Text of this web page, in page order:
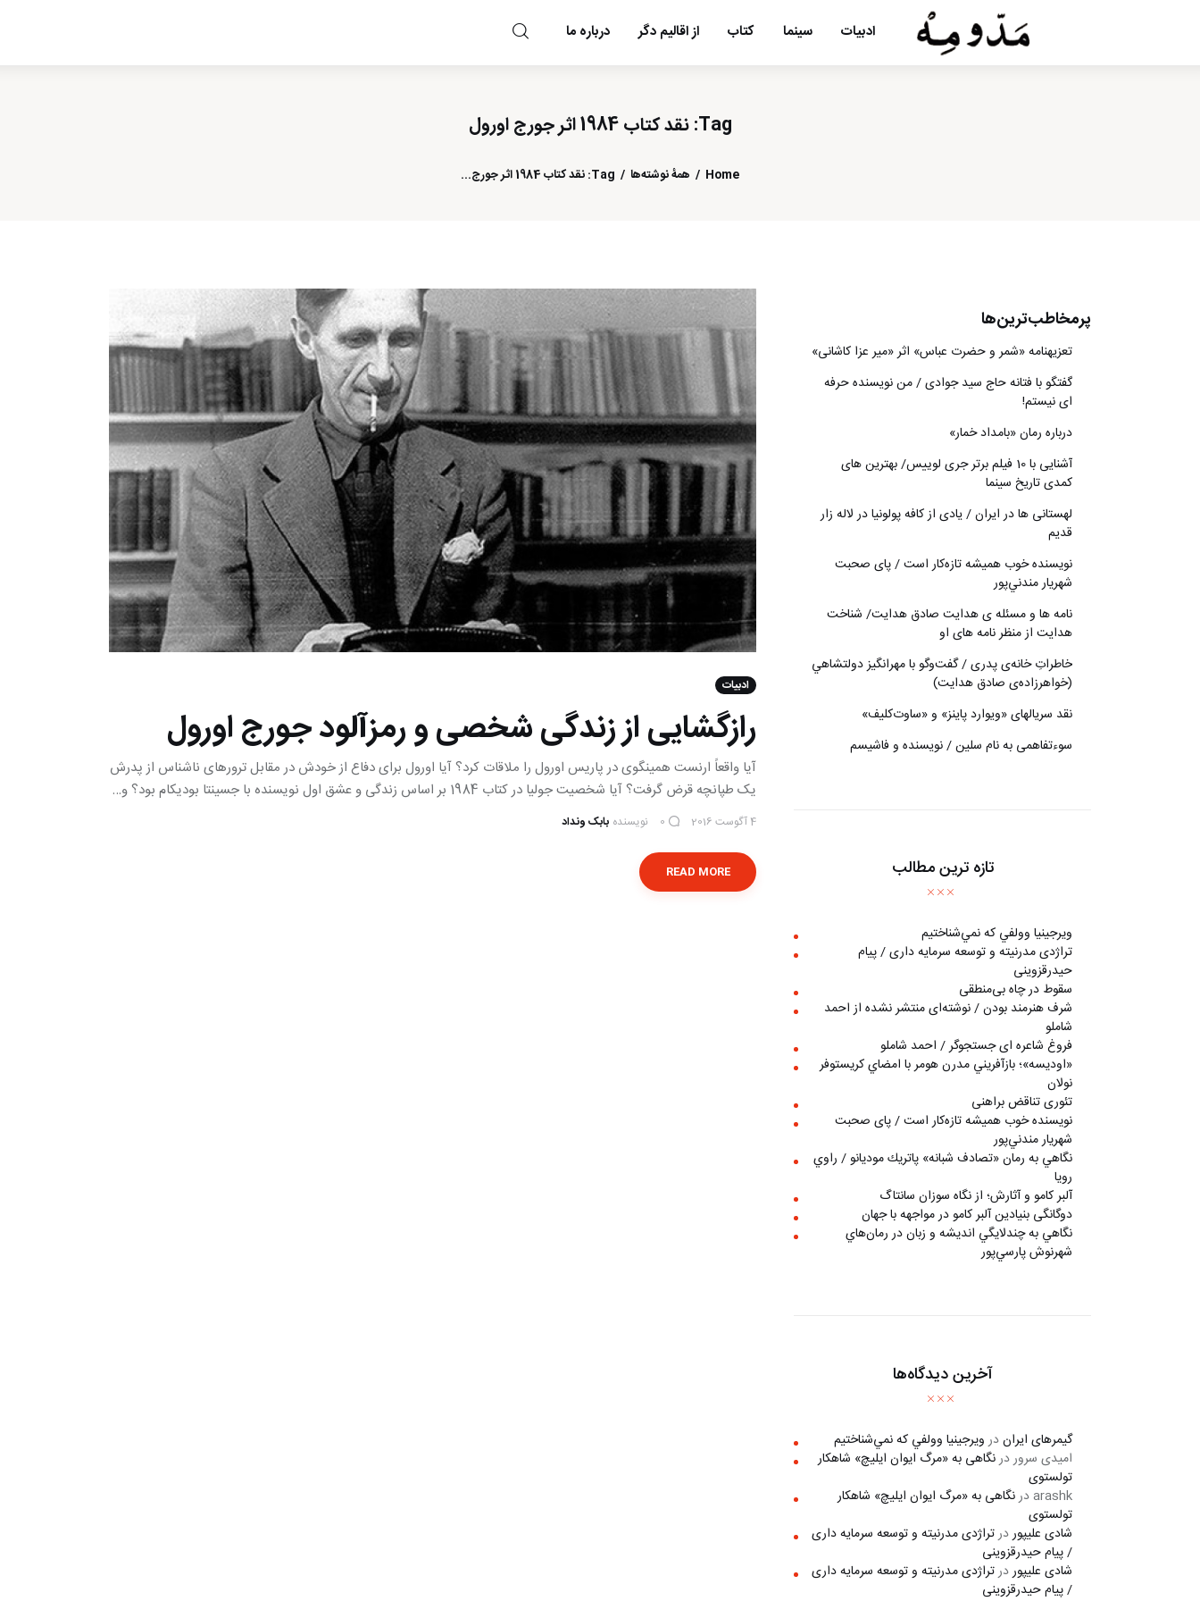
ادبیات سینما کتاب از اقالیم دگر درباره ما
Tag: نقد کتاب 1984 اثر جورج اورول
Home همهٔ نوشته‌ها Tag: نقد کتاب 1984 اثر جورج...
ادبیات
رازگشایی از زندگی شخصی و رمزآلود جورج اورول
آیا واقعاً ارنست همینگوی در پاریس اورول را ملاقات کرد؟ آیا اورول برای دفاع از خودش در مقابل ترورهای ناشناس از پدرش
یک طپانچه قرض گرفت؟ آیا شخصیت جولیا در کتاب 1984 بر اساس زندگی و عشق اول نویسنده با جسینتا بودیکام بود؟ و…
4 آگوست 2016 0 نویسنده بابک ونداد
READ MORE
پرمخاطب‌ترین‌ها
تعزیه‎نامه‏ «شمر و حضرت عباس» اثر «میر عزا کاشانی»
گفتگو با فتانه حاج سید جوادی / من نویسنده حرفه
ای نیستم!
درباره رمان «بامداد خمار»
آشنایی با 10 فیلم برتر جری لوییس/ بهترین های
کمدی تاریخ سینما
لهستانی ها در ایران / یادی از کافه پولونیا در لاله زار
قدیم
نويسنده خوب هميشه تازه‌كار است / پای صحبت
شهريار مندني‌پور
نامه ها و مسئله ی هدایت صادق هدایت/ شناخت
هدایت از منظر نامه های او
خاطراتِ خانه‌ی پدری / گفت‌وگو با مهرانگيز دولتشاهي
(خواهرزاده‌ی صادق هدايت)
نقد سریالهای «ویوارد پاینز» و «ساوت‌کلیف»
سوءتفاهمی به نام سلین / نویسنده و فاشیسم
تازه ترین مطالب
ويرجينيا وولفي كه نمي‌شناختيم
تراژدی مدرنیته و توسعه سرمایه داری / پیام
حیدرقزوینی
سقوط در چاه بی‌منطقی
شرف هنرمند بودن / نوشته‌ای منتشر نشده از احمد
شاملو
فروغ شاعره ای جستجوگر / احمد شاملو
«اوديسه»؛ بازآفريني مدرن هومر با امضاي كريستوفر
نولان
تئوری تناقض براهنی
نويسنده خوب هميشه تازه‌كار است / پای صحبت
شهريار مندني‌پور
نگاهي به رمان «تصادف شبانه» پاتريك موديانو / راوي
رويا
آلبر کامو و آثارش؛ از نگاه سوزان سانتاگ
دوگانگی بنیادین آلبر کامو در مواجهه با جهان
نگاهي به چندلايگي انديشه و زبان در رمان‌هاي
شهرنوش پارسي‌پور
آخرین دیدگاه‌ها
گیمرهای ایراندر ويرجينيا وولفي كه نمي‌شناختيم
امیدی سروردرنگاهی به «مرگ ايوان ايليچ» شاهکار
تولستوی
arashkدرنگاهی به «مرگ ايوان ايليچ» شاهکار
تولستوی
شادی علیپوردرتراژدی مدرنیته و توسعه سرمایه داری
/ پیام حیدرقزوینی
شادی علیپوردرتراژدی مدرنیته و توسعه سرمایه داری
/ پیام حیدرقزوینی